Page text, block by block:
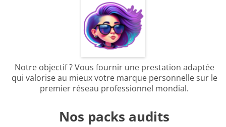
Notre objectif ? Vous fournir une prestation adaptée
qui valorise au mieux votre marque personnelle sur le
premier réseau professionnel mondial.
Nos packs audits